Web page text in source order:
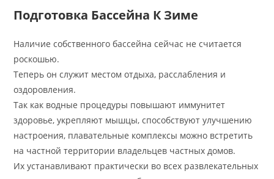
Подготовка Бассейна К Зиме
Наличие собственного бассейна сейчас не считается
роскошью.
Теперь он служит местом отдыха, расслабления и
оздоровления.
Так как водные процедуры повышают иммунитет
здоровье, укрепляют мышцы, способствуют улучшению
настроения, плавательные комплексы можно встретить
на частной территории владельцев частных домов.
Их устанавливают практически во всех развлекательных